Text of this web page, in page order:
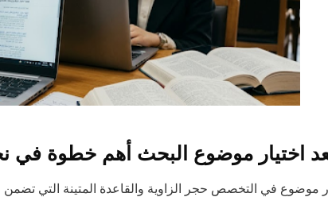
اختيار موضوع البحث أهم خطوة في
موضوع في التخصص حجر الزاوية والقاعدة المتينة التي